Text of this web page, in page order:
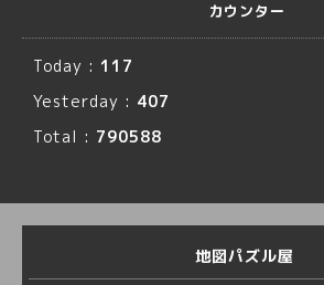
カウンター
Today : 117
Yesterday : 407
Total : 790588
地図パズル屋